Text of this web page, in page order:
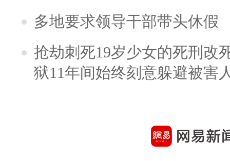
多地要求领导干部带头休假
抢劫刺死19岁少女的死刑改
狱11年间始终刻意躲避被害